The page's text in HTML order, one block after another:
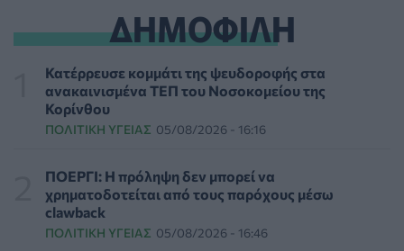
Τι μπορεί να μας διδάξει η νέα ταινία του Spider-Man
για την απώλεια και το πένθος
ΨΥΧΙΚΉ ΥΓΕΊΑ 07/08/2026 - 18:11
Επιπλέον πόροι 12,5 εκατ. ευρώ στις Περιφέρειες για
ΕΠΙΚΑΙΡΌΤΗΤΑ 07/08/2026 - 17:42
Συναγερμός στις ΗΠΑ για φονικό μύκητα που αντέχει
και στα φάρμακα
ΔΗΜΟΦΙΛΗ
Κατέρρευσε κομμάτι της ψευδοροφής στα
ανακαινισμένα ΤΕΠ του Νοσοκομείου της
Κορίνθου
ΠΟΛΙΤΙΚΉ ΥΓΕΊΑΣ 05/08/2026 - 16:16
ΠΟΕΡΓΙ: Η πρόληψη δεν μπορεί να
χρηματοδοτείται από τους παρόχους μέσω
clawback
ΠΟΛΙΤΙΚΉ ΥΓΕΊΑΣ 05/08/2026 - 16:46